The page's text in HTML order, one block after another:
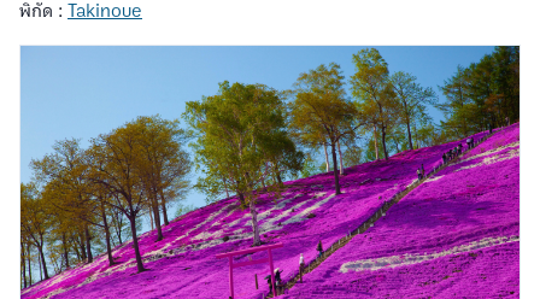
พิกัด : Takinoue